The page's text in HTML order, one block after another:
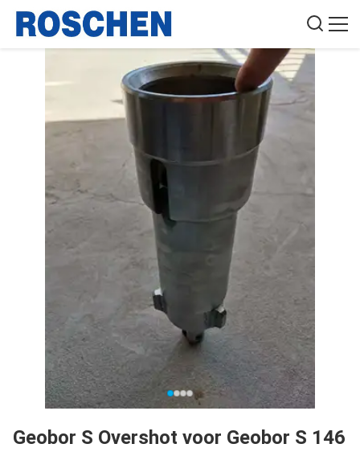
Geobor S Overshot voor Geobor S 146